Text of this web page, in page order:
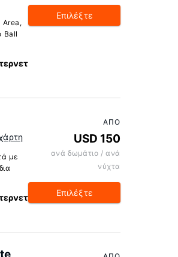
Area,
Ball
Επιλέξτε
με
ΑΠΌ
USD 150
ανά δωμάτιο / ανά
νύχτα
Επιλέξτε